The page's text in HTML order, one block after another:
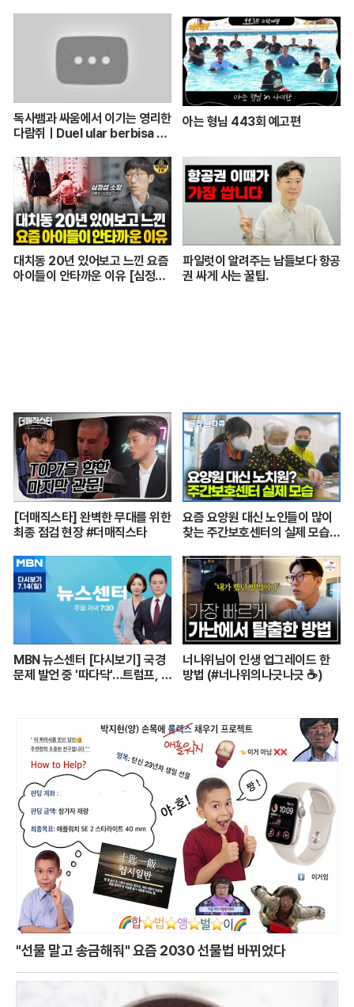
독사뱀과 싸움에서 이기는 영리한
다람쥐ㅣDuel ular berbisa da
운 동물싸움
아는 형님 443회 예고편
대치동 20년 있어보고 느낀 요즘
아이들이 안타까운 이유 [심정섭
파일럿이 알려주는 남들보다 항공
권 싸게 사는 꿀팁.
[더매직스타] 완벽한 무대를 위한
최종 점검 현장 #더매직스타
요즘 요양원 대신 노인들이 많이
찾는 주간보호센터의 실제 모습
양보호사의 하루┃주간보호센터
24시┃PD로그┃#골라듄다큐
MBN 뉴스센터 [다시보기] 국경
문제 발언 중 '따다닥'…트럼프, 피
너나위님이 인생 업그레이드 한
방법 (#너나위의나긋나긋 ☕)
"선물 말고 송금해줘" 요즘 2030 선물법 바뀌었다